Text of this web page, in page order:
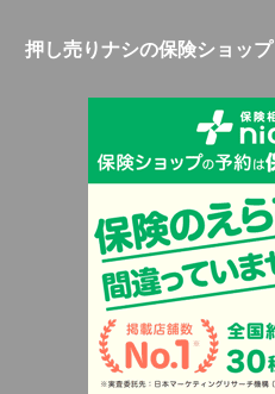
押し売りナシの保険ショップ